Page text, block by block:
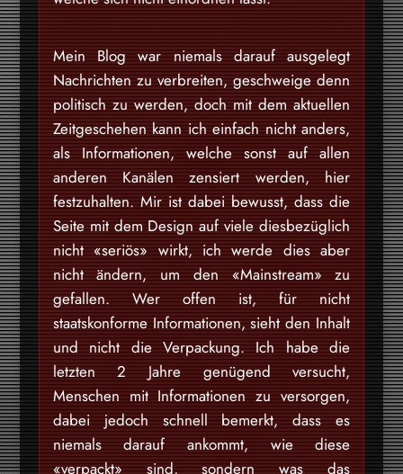
Mein Blog war niemals darauf ausgelegt
Nachrichten zu verbreiten, geschweige denn
politisch zu werden, doch mit dem aktuellen
Zeitgeschehen kann ich einfach nicht anders,
als Informationen, welche sonst auf allen
anderen Kanälen zensiert werden, hier
festzuhalten. Mir ist dabei bewusst, dass die
Seite mit dem Design auf viele diesbezüglich
nicht «seriös» wirkt, ich werde dies aber
nicht ändern, um den «Mainstream» zu
gefallen. Wer offen ist, für nicht
staatskonforme Informationen, sieht den Inhalt
und nicht die Verpackung. Ich habe die
letzten 2 Jahre genügend versucht,
Menschen mit Informationen zu versorgen,
dabei jedoch schnell bemerkt, dass es
niemals darauf ankommt, wie diese
«verpackt» sind, sondern was das